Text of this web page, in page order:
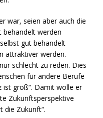
war, seien aber auch die
behandelt werden
gut behandelt
attraktiver werden.
schlecht zu reden. Dies
für andere Berufe
ist groß“. Damit wolle er
Zukunftsperspektive
die Zukunft“.